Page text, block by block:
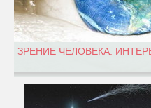
ЗРЕНИЕ ЧЕЛОВЕКА: